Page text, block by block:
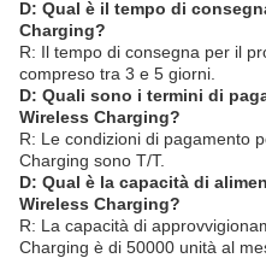
D: Qual è il tempo di
Charging?
R: Il tempo di consegna per il
compreso tra 3 e 5 giorni.
D: Quali sono i termini di
Wireless Charging?
R: Le condizioni di pagamento
Charging sono T/T.
D: Qual è la capacità di
Wireless Charging?
R: La capacità di
Charging è di 50000 unità al